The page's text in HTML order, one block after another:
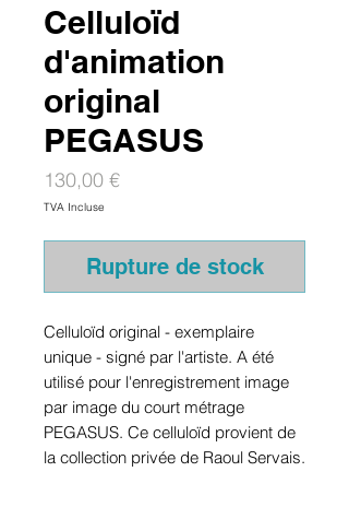
Celluloïd
d'animation
original
PEGASUS
130,00 €Prix
TVA Incluse
Rupture de stock
Celluloïd original - exemplaire
unique - signé par l'artiste. A été
utilisé pour l'enregistrement image
par image du court métrage
PEGASUS. Ce celluloïd provient de
la collection privée de Raoul Servais.